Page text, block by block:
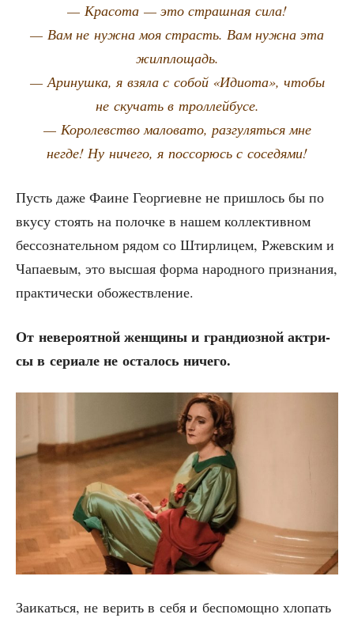
— Кра­со­та — это страш­ная сила!
— Вам не нуж­на моя страсть. Вам нуж­на эта
жилплощадь.
— Ари­нуш­ка, я взя­ла с собой «Иди­о­та», что­бы
не ску­чать в троллейбусе.
— Коро­лев­ство мало­ва­то, раз­гу­лять­ся мне
негде! Ну ниче­го, я поссо­рюсь с соседями!
Пусть даже Фаине Геор­ги­евне не при­шлось бы по
вку­су сто­ять на полоч­ке в нашем кол­лек­тив­ном
бес­со­зна­тель­ном рядом со Штир­ли­цем, Ржев­ским и
Чапа­е­вым, это выс­шая фор­ма народ­но­го при­зна­ния,
прак­ти­че­ски обожествление.
От неве­ро­ят­ной жен­щи­ны и гран­ди­оз­ной актри­
сы в сери­а­ле не оста­лось ничего.
Заи­кать­ся, не верить в себя и бес­по­мощ­но хло­пать